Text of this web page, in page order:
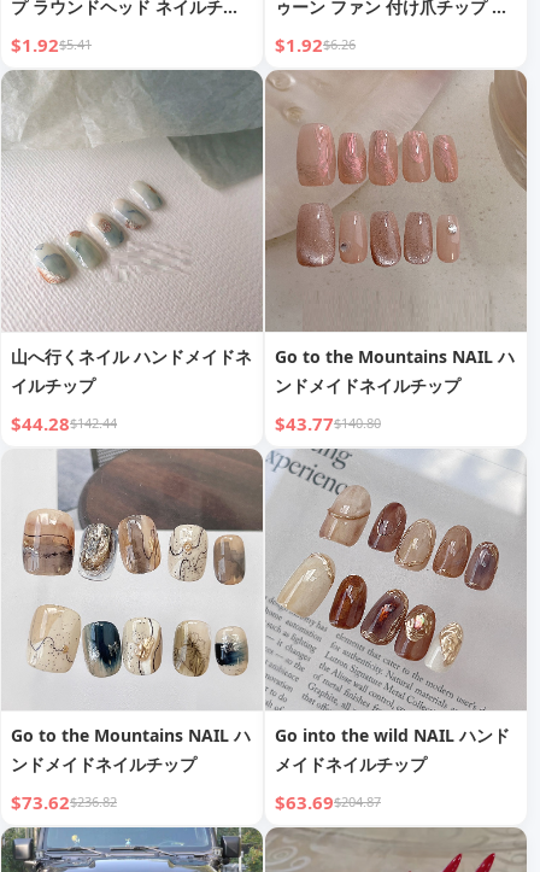
プ ラウンドヘッド ネイルチッ
プ グリッター ブラック ゴール
ド
$1.92$5.41
ゥーン ファン 付け爪チップ ス
イートクール 個性 ウェアラブ
ルネイル マニキュア完成品 取
り外し可能
$1.92$6.26
山へ行くネイル ハンドメイドネ
イルチップ
$44.28$142.44
Go to the Mountains NAIL ハ
ンドメイドネイルチップ
$43.77$140.80
Go to the Mountains NAIL ハ
ンドメイドネイルチップ
$73.62$236.82
Go into the wild NAIL ハンド
メイドネイルチップ
$63.69$204.87